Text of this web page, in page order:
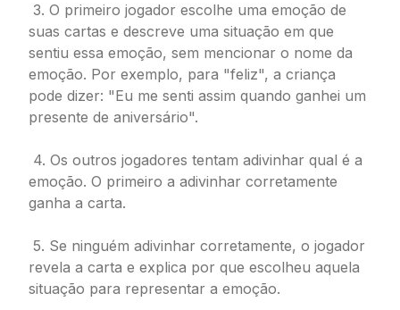
3. O primeiro jogador escolhe uma emoção de
suas cartas e descreve uma situação em que
sentiu essa emoção, sem mencionar o nome da
emoção. Por exemplo, para "feliz", a criança
pode dizer: "Eu me senti assim quando ganhei um
presente de aniversário".
4. Os outros jogadores tentam adivinhar qual é a
emoção. O primeiro a adivinhar corretamente
ganha a carta.
5. Se ninguém adivinhar corretamente, o jogador
revela a carta e explica por que escolheu aquela
situação para representar a emoção.